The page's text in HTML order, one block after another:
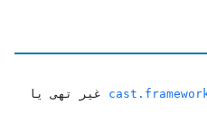
غیر تهی یا